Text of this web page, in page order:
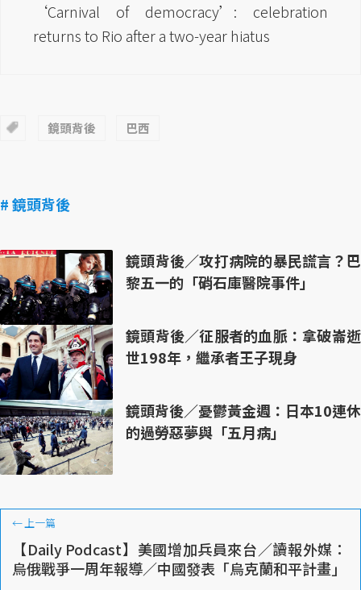
‘Carnival of democracy’: celebration
returns to Rio after a two-year hiatus
鏡頭背後 巴西
# 鏡頭背後
鏡頭背後／攻打病院的暴民謊言？巴
黎五一的「硝石庫醫院事件」
鏡頭背後／征服者的血脈：拿破崙逝
世198年，繼承者王子現身
鏡頭背後／憂鬱黃金週：日本10連休
的過勞惡夢與「五月病」
←上一篇
【Daily Podcast】美國增加兵員來台／讀報外媒：
烏俄戰爭一周年報導／中國發表「烏克蘭和平計畫」